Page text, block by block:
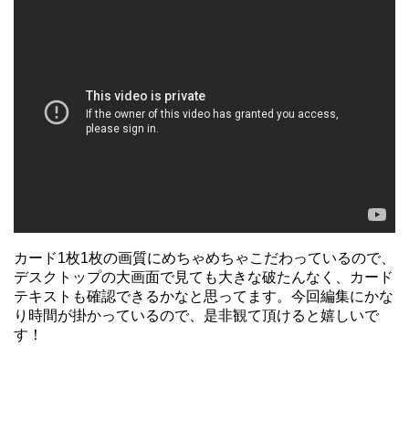
カード1枚1枚の画質にめちゃめちゃこだわっているので、
デスクトップの大画面で見ても大きな破たんなく、カード
テキストも確認できるかなと思ってます。今回編集にかな
り時間が掛かっているので、是非観て頂けると嬉しいで
す！